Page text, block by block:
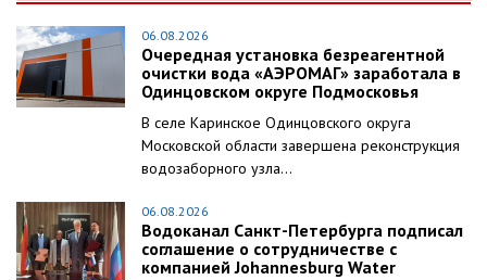
06.08.2026
Очередная установка безреагентной
очистки вода «АЭРОМАГ» заработала в
Одинцовском округе Подмосковья
В селе Каринское Одинцовского округа
Московской области завершена реконструкция
водозаборного узла...
06.08.2026
Водоканал Санкт-Петербурга подписал
соглашение о сотрудничестве с
компанией Johannesburg Water